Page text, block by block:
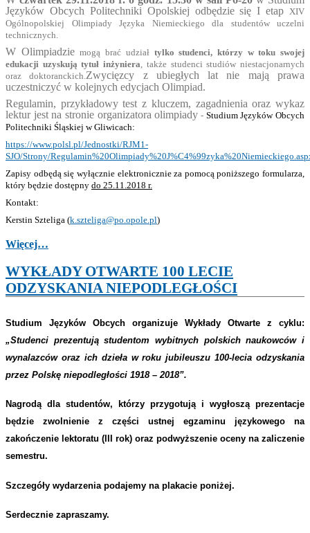
Języków Obcych Politechniki Opolskiej odbędzie się I etap XIV
Ogólnopolskiej Olimpiady Języka Niemieckiego dla studentów uczelni
technicznych.
W Olimpiadziemogą brać udział tylko studenci, którzy w toku swojej
edukacji uzyskują tytuł inżyniera, także studenci studiów niestacjonarnych
oraz doktoranckich.Zwycięzcy z ubiegłych lat nie mają prawa
uczestniczyć w kolejnych edycjach Olimpiad.
Regulamin, przykładowy test z kluczem, zagadnienia oraz wykaz
lektur jest na stronie organizatora olimpiady - Studium Języków Obcych
Politechniki Śląskiej w Gliwicach:
https://www.polsl.pl/Jednostki/RJM1-
SJO/Strony/
Zapisy odbędą się wyłącznie elektronicznie za pomocą poniższego formularza,
który będzie dostępny do 25.11.2018 r.
Kontakt:
Kerstin Szteliga (k.szteliga@po.opole.pl)
Więcej…
WYKŁADY OTWARTE 100 LECIE
ODZYSKANIA NIEPODLEGŁOŚCI
Studium Języków Obcych organizuje Wykłady Otwarte z cyklu:
„Studenci prezentują studentom wybitnych polskich naukowców i
wynalazców oraz ich dzieła w roku jubileuszu 100-lecia odzyskania
przez Polskę niepodległości 1918 – 2018”.
Nagrodą dla studentów, którzy przygotują i wygłoszą prezentacje
będzie zwolnienie z części ustnej egzaminu językowego na
zakończenie lektoratu (III rok) oraz podwyższenie oceny na zaliczenie
semestru.
Szczegóły wydarzenia podajemy na plakacie poniżej.
Serdecznie zapraszamy.